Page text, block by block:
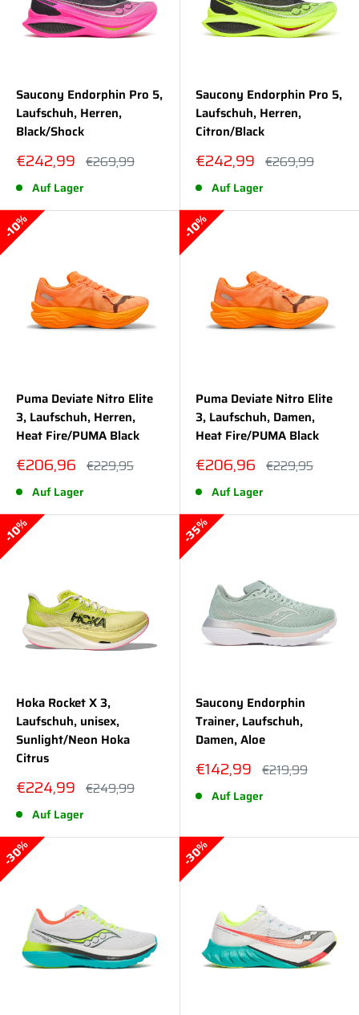
Saucony Endorphin Pro 5,
Laufschuh, Herren,
Black/Shock
Sonderpreis
€242,99 Normalpreis
€269,99
Auf Lager
Saucony Endorphin Pro 5,
Laufschuh, Herren,
Citron/Black
Sonderpreis
€242,99 Normalpreis
€269,99
Auf Lager
10%
Puma Deviate Nitro Elite
3, Laufschuh, Herren,
Heat Fire/PUMA Black
Sonderpreis
€206,96 Normalpreis
€229,95
Auf Lager
10%
Puma Deviate Nitro Elite
3, Laufschuh, Damen,
Heat Fire/PUMA Black
Sonderpreis
€206,96 Normalpreis
€229,95
Auf Lager
10%
Hoka Rocket X 3,
Laufschuh, unisex,
Sunlight/Neon Hoka
Citrus
Sonderpreis
€224,99 Normalpreis
€249,99
Auf Lager
35%
Saucony Endorphin
Trainer, Laufschuh,
Damen, Aloe
Sonderpreis
€142,99 Normalpreis
€219,99
Auf Lager
30% 30%